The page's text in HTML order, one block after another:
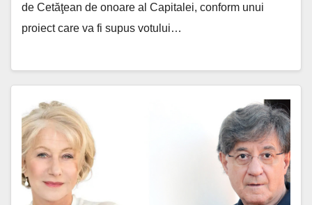
de Cetăţean de onoare al Capitalei, conform unui
proiect care va fi supus votului…